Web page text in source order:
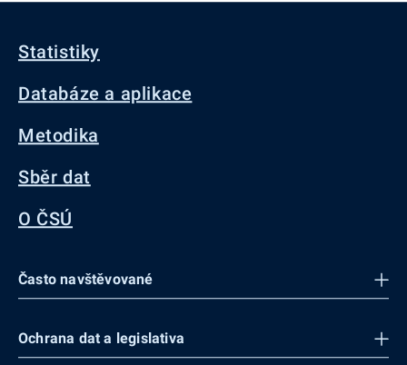
Statistiky
Databáze a aplikace
Metodika
Sběr dat
O ČSÚ
Často navštěvované
Ochrana dat a legislativa